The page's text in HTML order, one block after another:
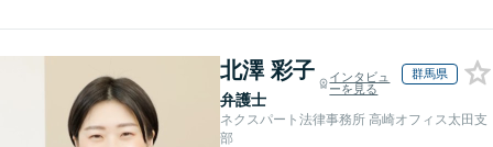
北澤 彩子
弁護士
インタビュ
ーを見る
群馬県
ネクスパート法律事務所 高崎オフィス太田支
部